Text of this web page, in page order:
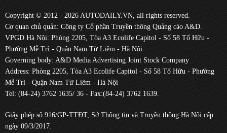
Copyright © 2012 - 2026 AUTODAILY.VN, all rights reserved.
Cơ quan chủ quản: Công ty Cổ phần Truyền thông Quảng cáo A&D.
VPGD Hà Nội: Phòng 2205, Tòa A3 Ecolife Capitol - Số 58 Tố Hữu -
Phường Mễ Trì - Quận Nam Từ Liêm - Hà Nội
Governing body: A&D Media Advertising Joint Stock Company
Address: Phòng 2205, Tòa A3 Ecolife Capitol - Số 58 Tố Hữu - Phường
Mễ Trì - Quận Nam Từ Liêm - Hà Nội
Tel: (84-24) 3762 1635/ 36 - Fax:(84-24) 3762 1639.
Giấy phép số 916/GP-TTĐT, Sở Thông tin và Truyền thông Hà Nội cấp
ngày 09/3/2017.